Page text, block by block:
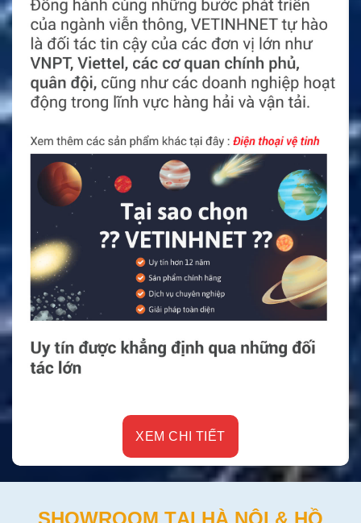
XEM CHI TIẾT
SHOWROOM TẠI HÀ NỘI & HỒ